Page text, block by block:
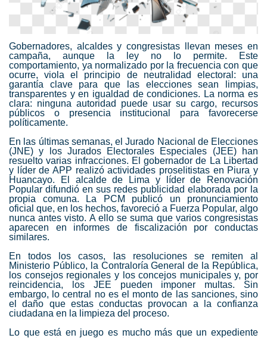
Gobernadores, alcaldes y congresistas llevan meses en
campaña, aunque la ley no lo permite. Este
comportamiento, ya normalizado por la frecuencia con que
ocurre, viola el principio de neutralidad electoral: una
garantía clave para que las elecciones sean limpias,
transparentes y en igualdad de condiciones. La norma es
clara: ninguna autoridad puede usar su cargo, recursos
públicos o presencia institucional para favorecerse
políticamente.
En las últimas semanas, el Jurado Nacional de Elecciones
(JNE) y los Jurados Electorales Especiales (JEE) han
resuelto varias infracciones. El gobernador de La Libertad
y líder de APP realizó actividades proselitistas en Piura y
Huancayo. El alcalde de Lima y líder de Renovación
Popular difundió en sus redes publicidad elaborada por la
propia comuna. La PCM publicó un pronunciamiento
oficial que, en los hechos, favoreció a Fuerza Popular, algo
nunca antes visto. A ello se suma que varios congresistas
aparecen en informes de fiscalización por conductas
similares.
En todos los casos, las resoluciones se remiten al
Ministerio Público, la Contraloría General de la República,
los consejos regionales y los concejos municipales y, por
reincidencia, los JEE pueden imponer multas. Sin
embargo, lo central no es el monto de las sanciones, sino
el daño que estas conductas provocan a la confianza
ciudadana en la limpieza del proceso.
Lo que está en juego es mucho más que un expediente